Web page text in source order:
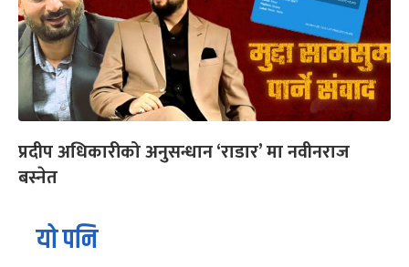
प्रदीप अधिकारीको अनुसन्धान ‘राडार’ मा नवीनराज
बस्नेत
यो पनि